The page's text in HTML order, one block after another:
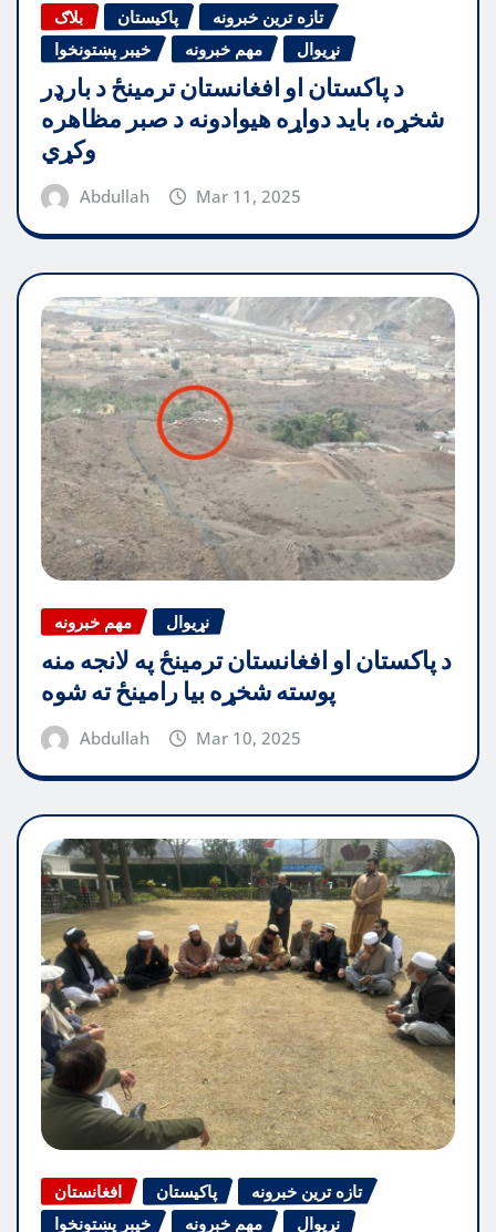
بلاګ پاکیستان
تازه ترین خبرونه
خیبر پښتونخوا
مهم خبرونه نړیوال
د پاکستان او افغانستان ترمینځ د بارډر
شخړه، باید دواړه هیوادونه د صبر مظاهره
وکړي
Abdullah Mar 11, 2025
مهم خبرونه نړیوال
د پاکستان او افغانستان ترمینځ په لانجه منه
پوسته شخړه بیا رامینځ ته شوه
Abdullah Mar 10, 2025
افغانستان پاکیستان
تازه ترین خبرونه
خیبر پښتونخوا
مهم خبرونه نړیوال